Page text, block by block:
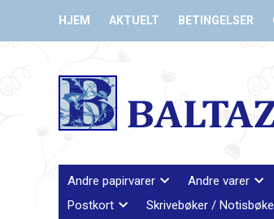
HJEM AKTUELT BETINGELSER
Andre papirvarer Andre varer
Postkort
Skrivebøker /